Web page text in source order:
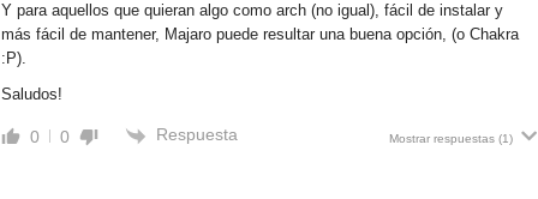
Y para aquellos que quieran algo como arch (no igual), fácil de instalar y
más fácil de mantener, Majaro puede resultar una buena opción, (o Chakra
:P).
Saludos!
0 0 Respuesta Mostrar respuestas (1)